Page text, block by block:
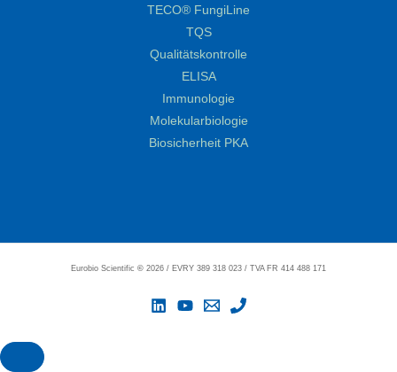
TECO® FungiLine
TQS
Qualitätskontrolle
ELISA
Immunologie
Molekularbiologie
Biosicherheit PKA
Eurobio Scientific © 2026 / EVRY 389 318 023 / TVA FR 414 488 171